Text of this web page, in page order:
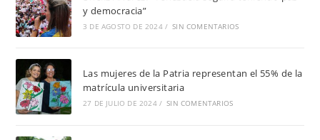
y democracia”
3 DE AGOSTO DE 2024 / SIN COMENTARIOS
Las mujeres de la Patria representan el 55% de la
matrícula universitaria
27 DE JULIO DE 2024 / SIN COMENTARIOS